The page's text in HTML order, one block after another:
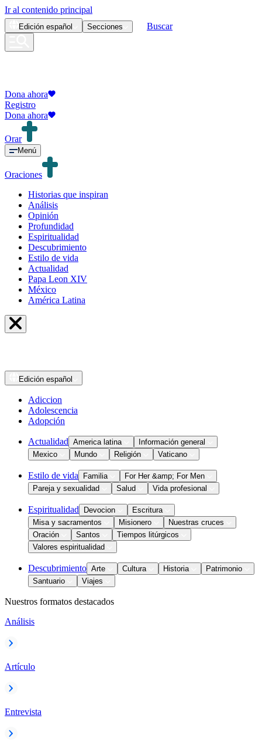
Ir al contenido principal
Edición español Secciones Buscar
Dona ahora
Registro
Dona ahora
Orar
Menú
Oraciones
Historias que inspiran
Análisis
Opinión
Profundidad
Espiritualidad
Descubrimiento
Estilo de vida
Actualidad
Papa Leon XIV
México
América Latina
Edición español
Adiccion
Adolescencia
Adopción
Actualidad America latina
Información general
Mexico
Mundo Religión Vaticano
Estilo de vida Familia
For Her &amp; For Men
Pareja y sexualidad
Salud Vida profesional
Espiritualidad Devocion
Escritura
Misa y sacramentos
Misionero
Nuestras cruces
Oración
Santos
Tiempos litúrgicos
Valores espiritualidad
Descubrimiento Arte Cultura Historia
Patrimonio
Santuario
Viajes
Nuestros formatos destacados
Análisis
Artículo
Entrevista